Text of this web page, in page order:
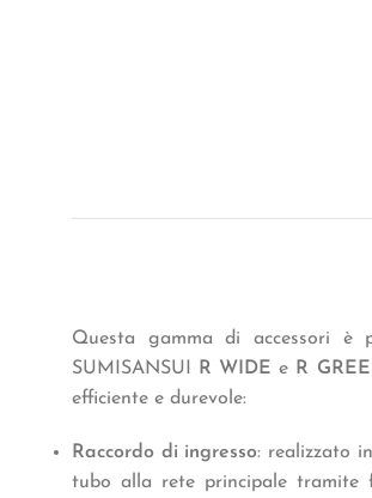
Questa gamma di accessori è
SUMISANSUI
R WIDE e R
efficiente e durevole:
Raccordo di ingresso: realizzato
tubo alla rete principale tramite